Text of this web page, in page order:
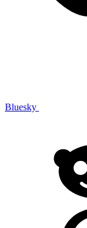
Bluesky